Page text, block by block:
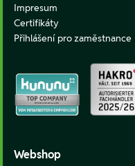
Impresum
Certifikáty
Přihlášení pro zaměstnance
Webshop